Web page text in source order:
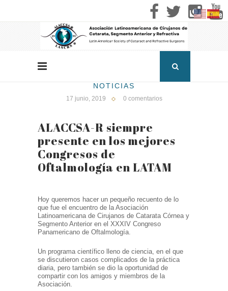
NOTICIAS
17 junio, 2019 0 comentarios
ALACCSA-R siempre
presente en los mejores
Congresos de
Oftalmología en LATAM
Hoy queremos hacer un pequeño recuento de lo
que fue el encuentro de la Asociación
Latinoamericana de Cirujanos de Catarata Córnea y
Segmento Anterior en el XXXIV Congreso
Panamericano de Oftalmología.
Un programa científico lleno de ciencia, en el que
se discutieron casos complicados de la práctica
diaria, pero también se dio la oportunidad de
compartir con los amigos y miembros de la
Asociación.